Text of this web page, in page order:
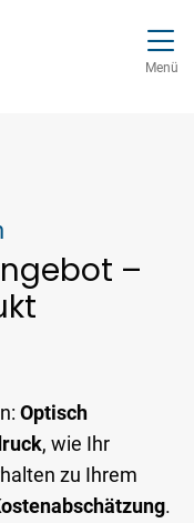
Menü
–
Optisch
, wie Ihr
zu Ihrem
.